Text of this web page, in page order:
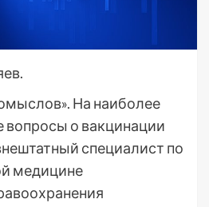
На наиболее
вопросы о вакцинации
специалист по
медицине